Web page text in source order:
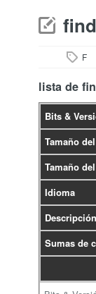
F
lista de
Bits &
Tamaño
Tamaño
Idioma
Descripción
Sumas de